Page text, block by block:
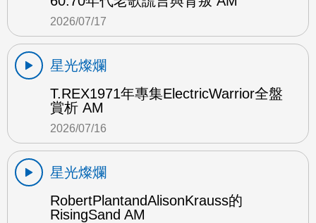
2026/07/17
星光燦爛
T.REX1971年專集ElectricWarrior全盤
賞析 AM
2026/07/16
星光燦爛
RobertPlantandAlisonKrauss的
RisingSand AM